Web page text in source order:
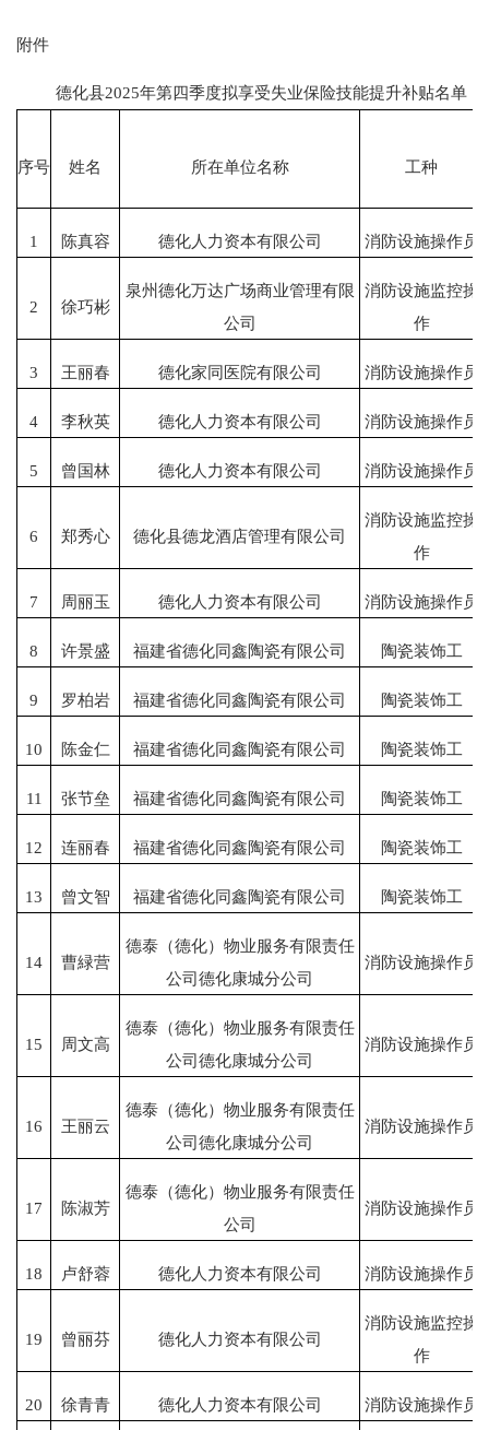
附件
德化县2025年第四季度拟享受失业保险技能提升补贴名单
序号 姓名 所在单位名称 工种
1 陈真容 德化人力资本有限公司 消防设施操作员
2 徐巧彬
泉州德化万达广场商业管理有限
公司
消防设施监控操
作
3 王丽春 德化家同医院有限公司 消防设施操作员
4 李秋英 德化人力资本有限公司 消防设施操作员
5 曾国林 德化人力资本有限公司 消防设施操作员
6 郑秀心 德化县德龙酒店管理有限公司
消防设施监控操
作
7 周丽玉 德化人力资本有限公司 消防设施操作员
8 许景盛 福建省德化同鑫陶瓷有限公司 陶瓷装饰工
9 罗柏岩 福建省德化同鑫陶瓷有限公司 陶瓷装饰工
10 陈金仁 福建省德化同鑫陶瓷有限公司 陶瓷装饰工
11 张节垒 福建省德化同鑫陶瓷有限公司 陶瓷装饰工
12 连丽春 福建省德化同鑫陶瓷有限公司 陶瓷装饰工
13 曾文智 福建省德化同鑫陶瓷有限公司 陶瓷装饰工
14 曹緑营
德泰（德化）物业服务有限责任
公司德化康城分公司
消防设施操作员
15 周文高
德泰（德化）物业服务有限责任
公司德化康城分公司
消防设施操作员
16 王丽云
德泰（德化）物业服务有限责任
公司德化康城分公司
消防设施操作员
17 陈淑芳
德泰（德化）物业服务有限责任
公司
消防设施操作员
18 卢舒蓉 德化人力资本有限公司 消防设施操作员
19 曾丽芬 德化人力资本有限公司
消防设施监控操
作
20 徐青青 德化人力资本有限公司 消防设施操作员